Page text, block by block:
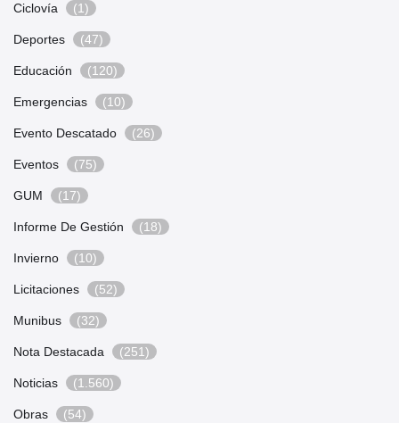
Ciclovía (1)
Deportes (47)
Educación (120)
Emergencias (10)
Evento Descatado (26)
Eventos (75)
GUM (17)
Informe De Gestión (18)
Invierno (10)
Licitaciones (52)
Munibus (32)
Nota Destacada (251)
Noticias (1.560)
Obras (54)